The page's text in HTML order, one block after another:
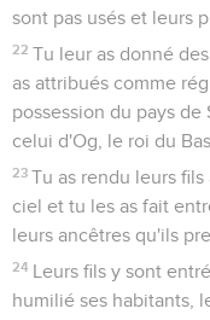
sont pas usés et leurs
22 Tu leur as donné
as attribués comme
possession du pays
celui d'Og, le roi du
23 Tu as rendu leurs
ciel et tu les as fait
leurs ancêtres qu'ils
24 Leurs fils y sont
humilié ses habitants,